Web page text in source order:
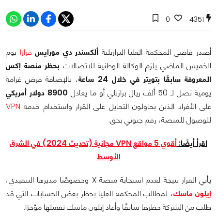
4351
0
أصدر قاضي المحكمة العليا البرازيلية ألكسندر دي مورايس قرارًا يوم
الخميس الماضي يلزم الوكالة الوطنية للاتصالات بحظر منصة إكس
المعروفة سابقًا بتويتر في خلال 24 ساعة
، بالإضافة فرض غرامة
يومية تصل لـ 50 ألف ريال برازيلي أو ما يعادل
8900 دولار أمريكي
على الأفراد الذين يحاولون التحايل على القرار واستخدام خدمة VPN
للوصول للمنصة، رقم جنوني بحق.
اقرأ أيضًا:
أقوي 5 مواقع VPN مجانية (تحديث 2024) في الشرق
الأوسط
يأتي القرار نتيجة لعدم استجابة منصة X وخصوصًا مديرها التنفيذي،
إيلون ماسك، لمطالب المحكمة العليا بحظر بعض الحسابات التي قد
طلب من الشركة حظرها سابقًا وأعاد إيلون ماسك تفعيلها مؤخرًا.